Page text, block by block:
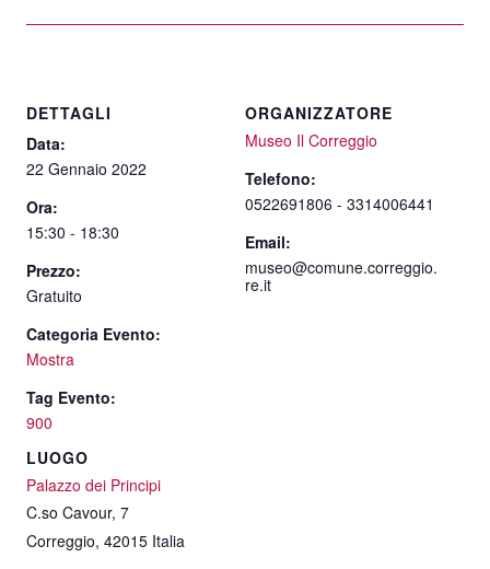
DETTAGLI
Data:
22 Gennaio 2022
Ora:
15:30 - 18:30
Prezzo:
Gratuito
Categoria Evento:
Mostra
Tag Evento:
900
LUOGO
Palazzo dei Principi
C.so Cavour, 7
Correggio, 42015 Italia
ORGANIZZATORE
Museo Il Correggio
Telefono:
0522691806 - 3314006441
Email:
museo@comune.correggio.
re.it